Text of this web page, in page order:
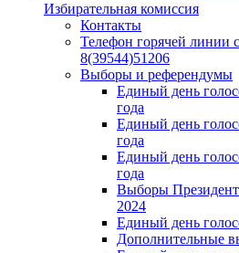
Избирательная комиссия
Контакты
Телефон горячей линии
8(39544)51206
Выборы и референдумы
Единый день
года
Единый день
года
Единый день
года
Выборы
2024
Единый день
Дополнительные